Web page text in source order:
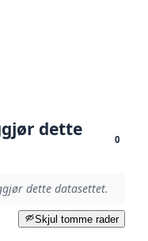
dette
0
dette datasettet.
Skjul tomme rader